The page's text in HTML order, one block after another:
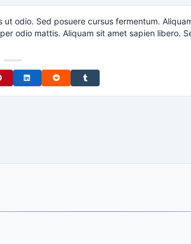
odio. Sed posuere cursus fermentum.
odio mattis. Aliquam sit amet sapien libero.
on Pinterest
Share on LinkedIn
Share on RedditShare on Tumblr